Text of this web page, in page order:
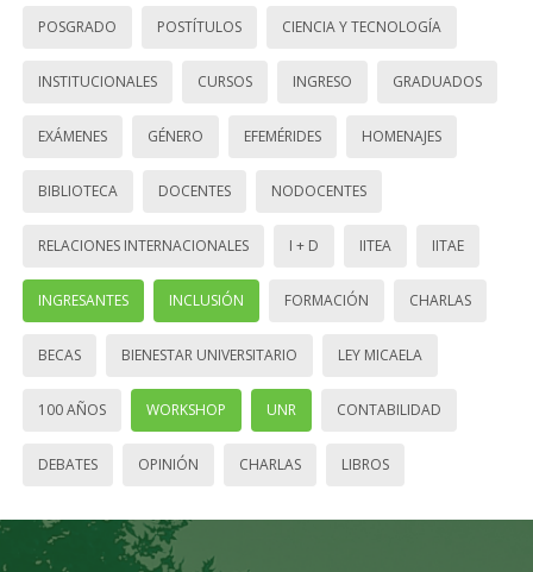
POSGRADO POSTÍTULOS CIENCIA Y TECNOLOGÍA
INSTITUCIONALES CURSOS INGRESO GRADUADOS
EXÁMENES GÉNERO EFEMÉRIDES HOMENAJES
BIBLIOTECA DOCENTES NODOCENTES
RELACIONES INTERNACIONALES I + D IITEA IITAE
INGRESANTES INCLUSIÓN FORMACIÓN CHARLAS
BECAS BIENESTAR UNIVERSITARIO LEY MICAELA
100 AÑOS WORKSHOP UNR CONTABILIDAD
DEBATES OPINIÓN CHARLAS LIBROS